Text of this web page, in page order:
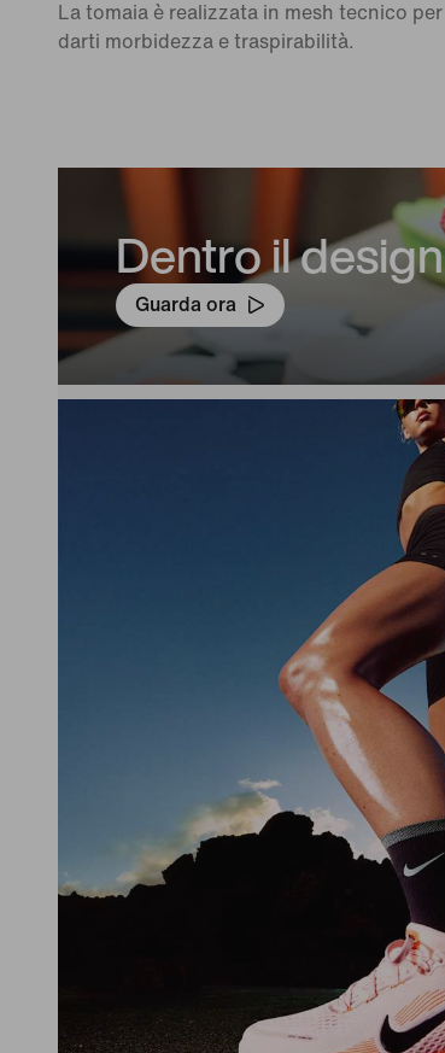
La tomaia è realizzata in mesh tecnico per
darti morbidezza e traspirabilità.
Dentro il design
Guarda ora